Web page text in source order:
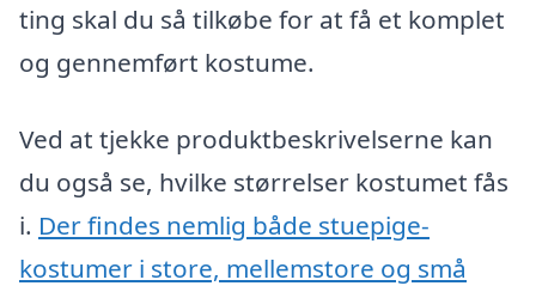
ting skal du så tilkøbe for at få et komplet
og gennemført kostume.
Ved at tjekke produktbeskrivelserne kan
du også se, hvilke størrelser kostumet fås
i. Der findes nemlig både stuepige-
kostumer i store, mellemstore og små